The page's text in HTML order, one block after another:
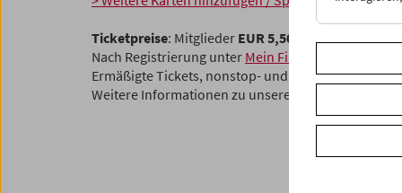
Ticketpreise: Mitglieder EUR 5,50 ohne
Nach Registrierung unter Mein Filmmuseum
Ermäßigte Tickets, nonstop- und weitere
Weitere Informationen zu unseren Tickets und